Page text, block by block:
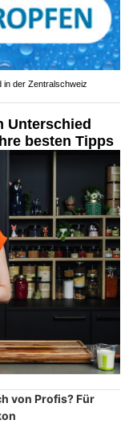
in der Zentralschweiz
Unterschied
besten Tipps
von Profis? Für